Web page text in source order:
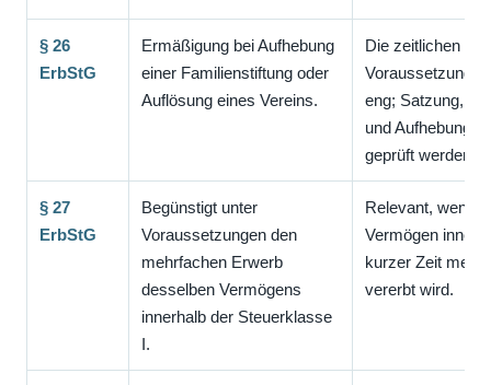
§ 26
ErbStG
Ermäßigung bei Aufhebung
einer Familienstiftung oder
Auflösung eines Vereins.
Die zeitlichen
eng; Satzung,
und Aufhebung
geprüft werden.
§ 27
ErbStG
Begünstigt unter
Voraussetzungen den
mehrfachen Erwerb
desselben Vermögens
innerhalb der Steuerklasse
I.
Relevant, wenn
Vermögen
kurzer Zeit
vererbt wird.